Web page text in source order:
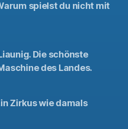
spielst du nicht mit
Die schönste
des Landes.
Zirkus wie damals